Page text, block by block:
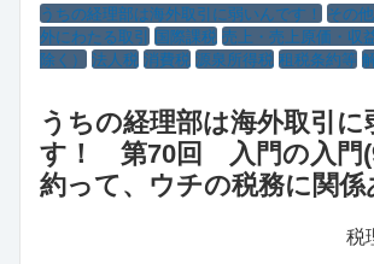
うちの経理部は海外取引に弱いんです！ その
外にわたる取引
国際課税 売上・売上原価・収
除く）
法人税 消費税 源泉所得税 租税条約等
うちの経理部は海外取引に
す！ 第70回 入門の入門
約って、ウチの税務に関係
税